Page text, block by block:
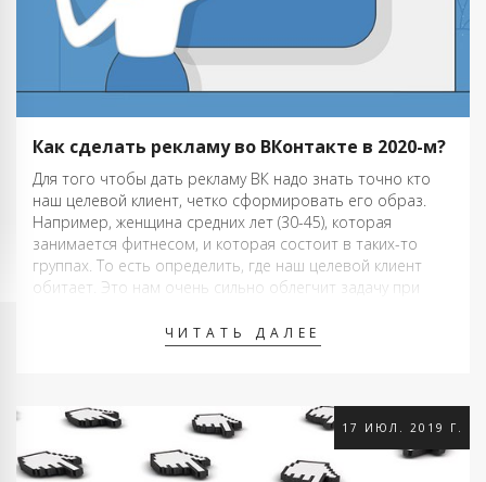
Как сделать рекламу во ВКонтакте в 2020-м?
Для того чтобы дать рекламу ВК надо знать точно кто
наш целевой клиент, четко сформировать его образ.
Например, женщина средних лет (30-45), которая
занимается фитнесом, и которая состоит в таких-то
группах. То есть определить, где наш целевой клиент
обитает. Это нам очень сильно облегчит задачу при
ЧИТАТЬ ДАЛЕЕ
17 ИЮЛ. 2019 Г.